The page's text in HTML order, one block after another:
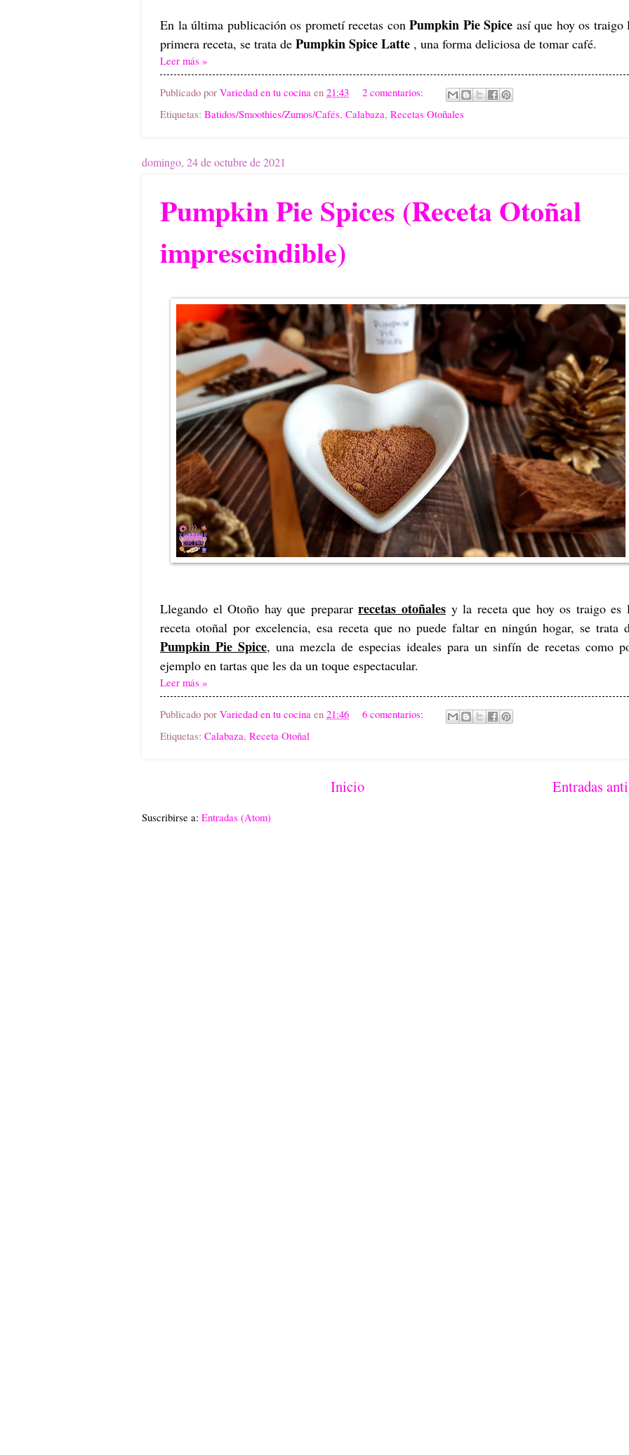
En la última publicación os prometí recetas con Pumpkin Pie Spice así que hoy os traigo
primera receta, se trata de Pumpkin Spice Latte , una forma deliciosa de tomar café.
Leer más »
Publicado por Variedad en tu cocina en 21:43
2 comentarios:
Etiquetas: Batidos/Smoothies/Zumos/Cafés, Calabaza, Recetas Otoñales
domingo, 24 de octubre de 2021
Pumpkin Pie Spices (Receta Otoñal
imprescindible)
Llegando el Otoño hay que prepararrecetas otoñalesy la receta que hoy os traigo es
receta otoñal por excelencia, esa receta que no puede faltar en ningún hogar, se trata
Pumpkin Pie Spice, una mezcla de especias ideales para un sinfín de recetas como
ejemplo en tartas que les da un toque espectacular.
Leer más »
Publicado por Variedad en tu cocina en 21:46
6 comentarios:
Etiquetas: Calabaza, Receta Otoñal
Entradas
Inicio
Suscribirse a: Entradas (Atom)